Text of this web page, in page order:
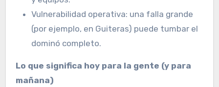
Vulnerabilidad operativa: una falla grande
(por ejemplo, en Guiteras) puede tumbar el
dominó completo.
Lo que significa hoy para la gente (y para
mañana)